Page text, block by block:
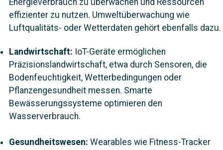
effizienter zu nutzen. Umweltüberwachung wie
Luftqualitäts- oder Wetterdaten gehört ebenfalls dazu.
Landwirtschaft: IoT-Geräte ermöglichen
Präzisionslandwirtschaft, etwa durch Sensoren, die
Bodenfeuchtigkeit, Wetterbedingungen oder
Pflanzengesundheit messen. Smarte
Bewässerungssysteme optimieren den
Wasserverbrauch.
Gesundheitswesen: Wearables wie Fitness-Tracker